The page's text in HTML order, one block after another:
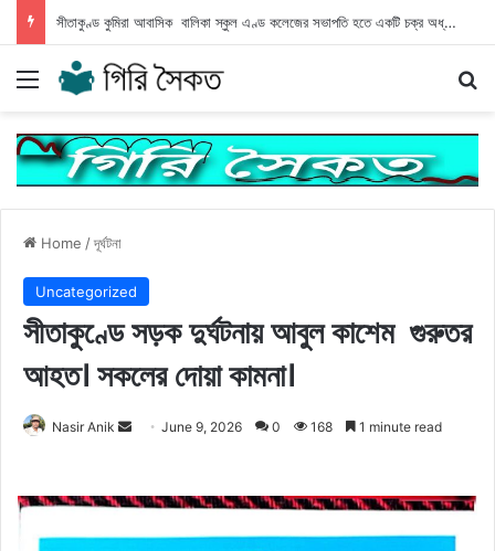
সীতাকুণ্ড কুমিরা আবাসিক বালিকা স্কুল এণ্ড কলেজের সভাপতি হতে একটি চক্র অধ্যক্ষের বিরুদ্ধে অপপ্রচার
Menu
Home /দূর্ঘটনা
Uncategorized
সীতাকুণ্ডে সড়ক দুর্ঘটনায় আবুল কাশেম গুরুতর
আহত। সকলের দোয়া কামনা।
Nasir Anik
SendJune 9, 2026 0 168 1 minute read